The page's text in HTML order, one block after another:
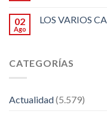
02
Ago
LOS VARIOS
CATEGORÍAS
Actualidad(5.579)